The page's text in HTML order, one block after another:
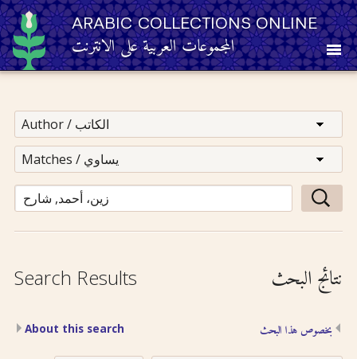
ARABIC COLLECTIONS ONLINE
المجموعات العربية على الانترنت
Other Resources
Browse
Browse by Category
Search
Search Results نتائج البحث
About this search بخصوص هذا البحث